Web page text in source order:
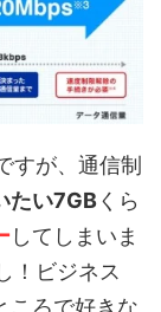
すが、通信制
たい7GBくら
してしまいま
！ビジネス
ころで好きな